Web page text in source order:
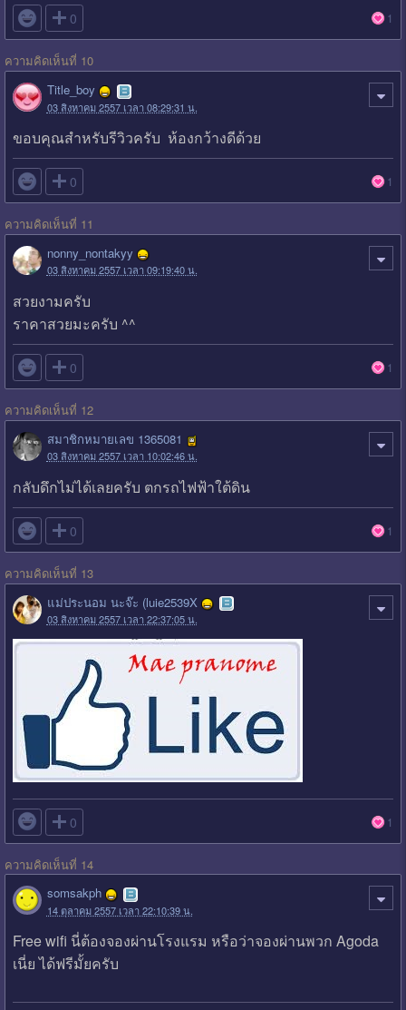
 0 1
ความคิดเห็นที่ 10
Title_boy
03 สิงหาคม 2557 เวลา 08:29:31 น.
ขอบคุณสำหรับรีวิวครับ ห้องกว้างดีด้วย
 0 1
ความคิดเห็นที่ 11
nonny_nontakyy
03 สิงหาคม 2557 เวลา 09:19:40 น.
สวยงามครับ
ราคาสวยมะครับ ^^
 0 1
ความคิดเห็นที่ 12
สมาชิกหมายเลข 1365081
03 สิงหาคม 2557 เวลา 10:02:46 น.
กลับดึกไม่ได้เลยครับ ตกรถไฟฟ้าใต้ดิน
 0 1
ความคิดเห็นที่ 13
แม่ประนอม นะจ๊ะ (luie2539X
03 สิงหาคม 2557 เวลา 22:37:05 น.
 0 1
ความคิดเห็นที่ 14
somsakph
14 ตุลาคม 2557 เวลา 22:10:39 น.
Free wifi นี่ต้องจองผ่านโรงแรม หรือว่าจองผ่านพวก Agoda
เนี่ย ได้ฟรีมั้ยครับ